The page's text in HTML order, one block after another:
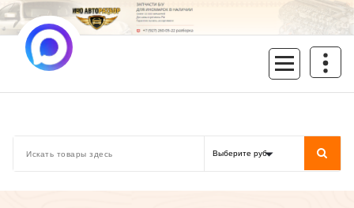
Перейти
к
содержимому